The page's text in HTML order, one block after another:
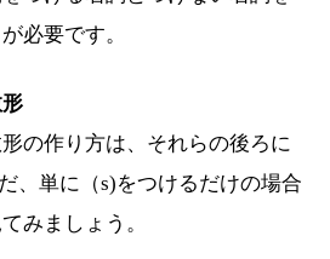
必要です。
の作り方は、それらの後ろに
、単に（s)をつけるだけの場合
みましょう。